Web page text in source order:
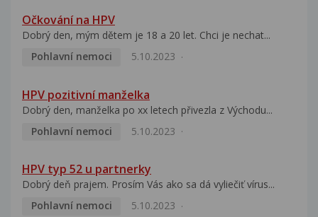
Očkování na HPV
Dobrý den, mým dětem je 18 a 20 let. Chci je nechat...
Pohlavní nemoci
5.10.2023
HPV pozitivní manželka
Dobrý den, manželka po xx letech přivezla z Východu...
Pohlavní nemoci
5.10.2023
HPV typ 52 u partnerky
Dobrý deň prajem. Prosím Vás ako sa dá vyliečiť vírus...
Pohlavní nemoci
5.10.2023